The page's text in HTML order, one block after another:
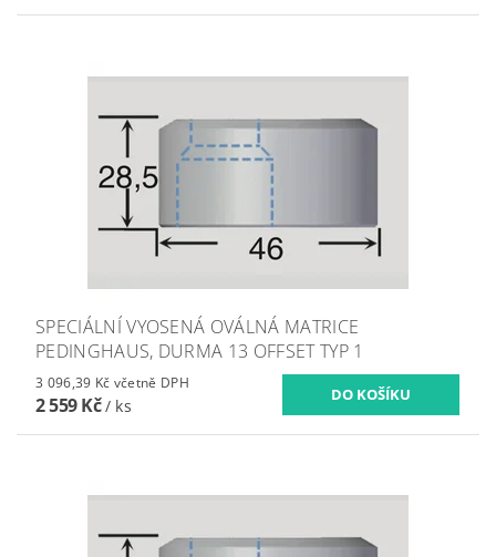
SPECIÁLNÍ VYOSENÁ OVÁLNÁ MATRICE
PEDINGHAUS, DURMA 13 OFFSET TYP 1
3 096,39 Kč včetně DPH
2 559 Kč/ ks